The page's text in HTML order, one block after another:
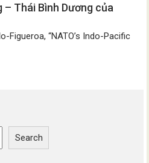
– Thái Bình Dương của
Figueroa, “NATO’s Indo-Pacific
Search